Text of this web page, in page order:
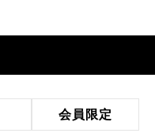
会員限定